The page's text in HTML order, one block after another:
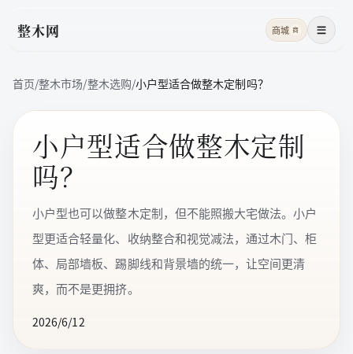
整木网 商城 商 菜单
首页/整木市场/整木选购/小户型适合做整木定制吗？
小户型适合做整木定制
吗？
小户型也可以做整木定制，但不能照搬大宅做法。小户
型更适合轻量化、收纳整合和视觉减法，通过木门、柜
体、局部墙板、踢脚线和背景墙的统一，让空间更清
爽，而不是更拥挤。
2026/6/12